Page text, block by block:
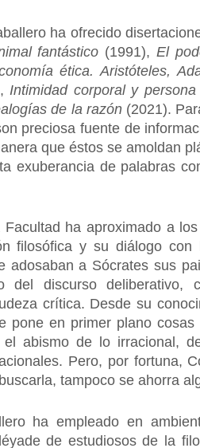
ha ofrecido
fantástico (1991),El
ética. Aristóteles,
Intimidad corporal y
de la razón(2021).
preciosa fuente de
que éstos se amoldan
exuberancia de palabras
ha aproximado a
filosófica y su diálogo con
adosaban a Sócrates sus
del discurso deliberativo,
crítica. Desde su
pone en primer plano
el abismo de lo irracional,
Pero, por fortuna,
tampoco se ahorra
ha empleado en
de estudiosos de la